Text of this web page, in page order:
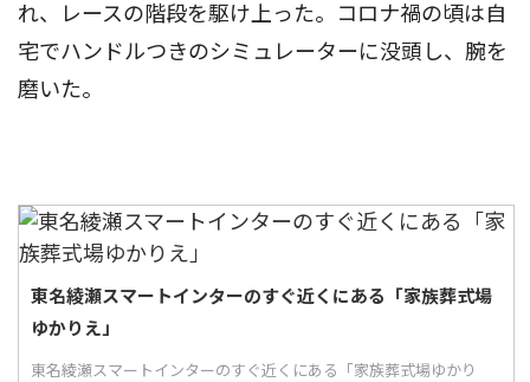
れ、レースの階段を駆け上った。コロナ禍の頃は自
宅でハンドルつきのシミュレーターに没頭し、腕を
磨いた。
東名綾瀬スマートインターのすぐ近くにある「家族葬式場
ゆかりえ」
東名綾瀬スマートインターのすぐ近くにある「家族葬式場ゆかり